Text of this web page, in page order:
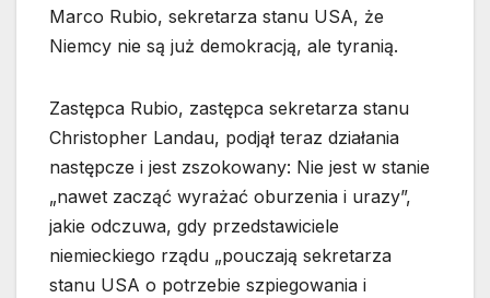
Marco Rubio, sekretarza stanu USA, że
Niemcy nie są już demokracją, ale tyranią.
Zastępca Rubio, zastępca sekretarza stanu
Christopher Landau, podjął teraz działania
następcze i jest zszokowany: Nie jest w stanie
„nawet zacząć wyrażać oburzenia i urazy”,
jakie odczuwa, gdy przedstawiciele
niemieckiego rządu „pouczają sekretarza
stanu USA o potrzebie szpiegowania i